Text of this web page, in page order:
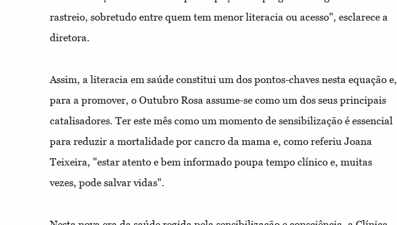
rastreio, sobretudo entre quem tem menor literacia ou acesso", esclarece a
diretora.
Assim, a literacia em saúde constitui um dos pontos-chaves nesta equação e,
para a promover, o Outubro Rosa assume-se como um dos seus principais
catalisadores. Ter este mês como um momento de sensibilização é essencial
para reduzir a mortalidade por cancro da mama e, como referiu Joana
Teixeira, "estar atento e bem informado poupa tempo clínico e, muitas
vezes, pode salvar vidas".